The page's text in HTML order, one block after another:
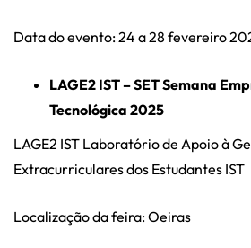
Data do evento: 24 a 28 fevereiro
LAGE2 IST – SET Semana
Tecnológica 2025
LAGE2 IST Laboratório de Apoio à
Extracurriculares dos Estudantes IST
Localização da feira: Oeiras